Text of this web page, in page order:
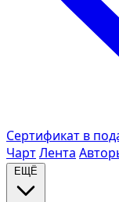
Сертификат в
ЧартЛента
ЕЩЁ